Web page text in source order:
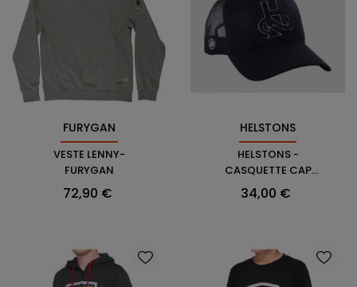
FURYGAN
VESTE LENNY-
FURYGAN
Prix
72,90 €
HELSTONS
HELSTONS -
CASQUETTE CAP
BLACK SHADOW
Prix
34,00 €